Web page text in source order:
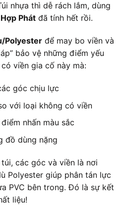
nhựa thì dễ rách lắm, dùng
Hợp Phát đã tính hết rồi.
Polyester để may bo viền và
bảo vệ những điểm yếu
viền gia cố này mà:
góc chịu lực
với loại không có viền
nhấn màu sắc
đồ dùng nặng
các góc và viền là nơi
Polyester giúp phân tán lực
PVC bên trong. Đó là sự kết
liệu!